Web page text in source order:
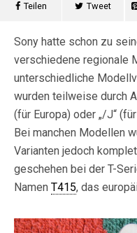
Teilen Tweet
Sony hatte schon zu
verschiedene regionale
unterschiedliche
wurden teilweise durch
(für Europa) oder „/J“
Bei manchen Modellen
Varianten jedoch
geschehen bei der T-
Namen T415, das